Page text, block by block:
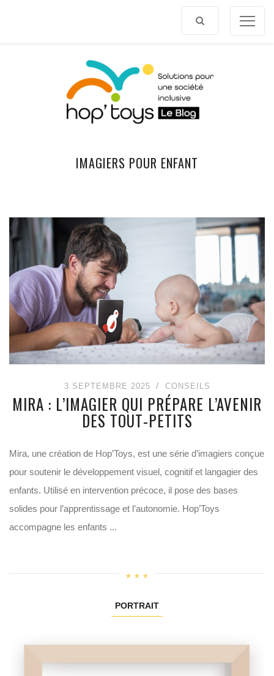
IMAGIERS POUR ENFANT
3 SEPTEMBRE 2025 CONSEILS
MIRA : L’IMAGIER QUI PRÉPARE L’AVENIR
DES TOUT-PETITS
Mira, une création de Hop’Toys, est une série d’imagiers conçue
pour soutenir le développement visuel, cognitif et langagier des
enfants. Utilisé en intervention précoce, il pose des bases
solides pour l’apprentissage et l’autonomie. Hop’Toys
accompagne les enfants ...
PORTRAIT